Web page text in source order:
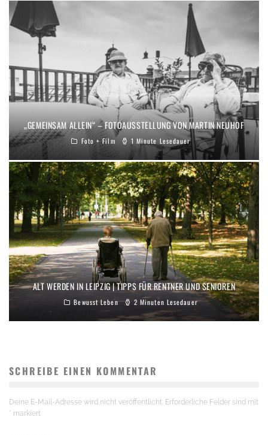
„GEMEINSAM ALLEIN“ – FOTOAUSSTELLUNG VON MARTIN NEUHOF
Foto + Film 1 Minute Lesedauer
ALT WERDEN IN LEIPZIG | TIPPS FÜR RENTNER UND SENIOREN
Bewusst Leben 2 Minuten Lesedauer
SCHREIBE EINEN KOMMENTAR
Deine E-Mail-Adresse wird nicht veröffentlicht. Erforderliche Felder sind mit
* markiert